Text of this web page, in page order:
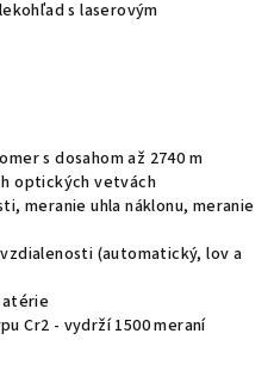
s laserovým
s dosahom až 2740 m
optických vetvách
meranie uhla náklonu, meranie
(automatický, lov a
Cr2 - vydrží 1500 meraní